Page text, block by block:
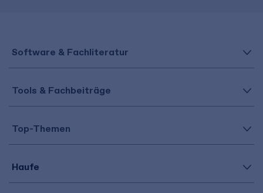
Software & Fachliteratur
Tools & Fachbeiträge
Top-Themen
Haufe